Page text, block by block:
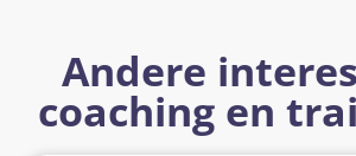
Andere
coaching en